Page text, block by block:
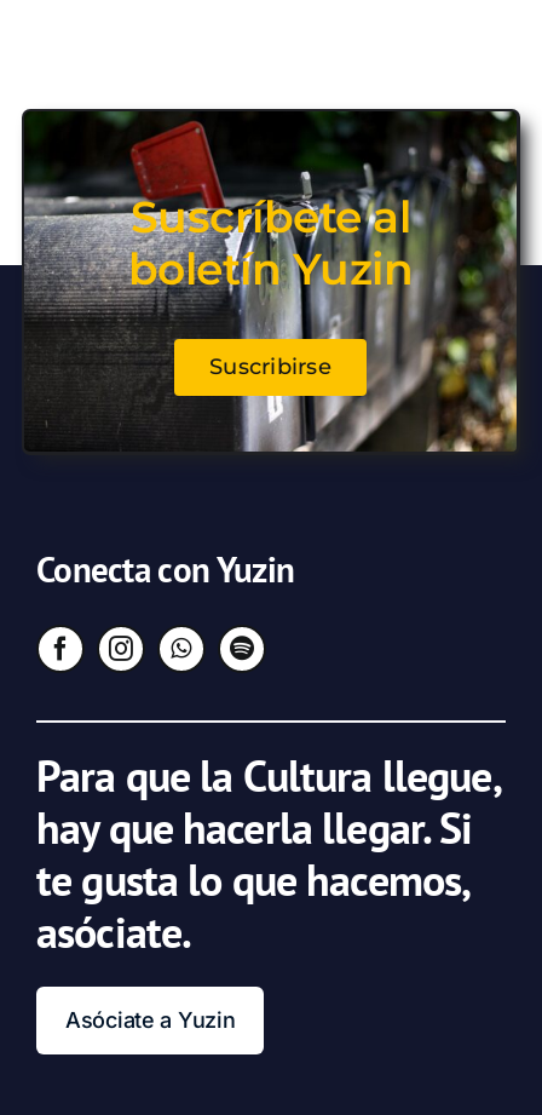
Suscríbete al
boletín Yuzin
Suscribirse
Conecta con Yuzin
Para que la Cultura llegue,
hay que hacerla llegar. Si
te gusta lo que hacemos,
asóciate.
Asóciate a Yuzin